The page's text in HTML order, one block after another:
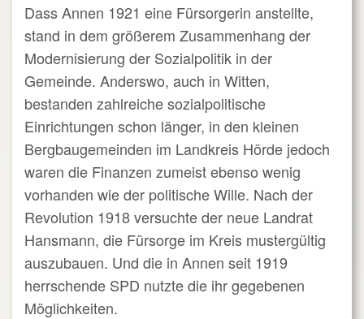
Dass Annen 1921 eine Fürsorgerin anstellte,
stand in dem größerem Zusammenhang der
Modernisierung der Sozialpolitik in der
Gemeinde. Anderswo, auch in Witten,
bestanden zahlreiche sozialpolitische
Einrichtungen schon länger, in den kleinen
Bergbaugemeinden im Landkreis Hörde jedoch
waren die Finanzen zumeist ebenso wenig
vorhanden wie der politische Wille. Nach der
Revolution 1918 versuchte der neue Landrat
Hansmann, die Fürsorge im Kreis mustergültig
auszubauen. Und die in Annen seit 1919
herrschende SPD nutzte die ihr gegebenen
Möglichkeiten.